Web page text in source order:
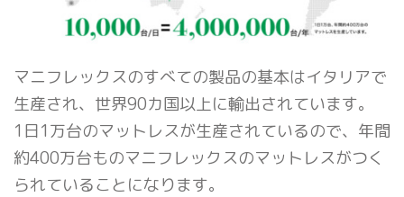
マニフレックスのすべての製品の基本はイタリアで
生産され、世界90カ国以上に輸出されています。
1日1万台のマットレスが生産されているので、年間
約400万台ものマニフレックスのマットレスがつく
られていることになります。